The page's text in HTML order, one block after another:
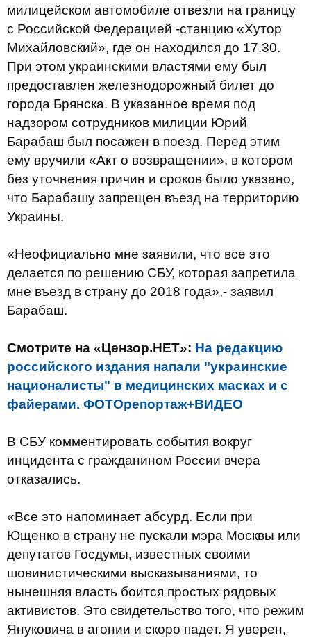
милицейском автомобиле отвезли на границу
с Российской Федерацией -станцию «Хутор
Михайловский», где он находился до 17.30.
При этом украинскими властями ему был
предоставлен железнодорожный билет до
города Брянска. В указанное время под
надзором сотрудников милиции Юрий
Барабаш был посажен в поезд. Перед этим
ему вручили «Акт о возвращении», в котором
без уточнения причин и сроков было указано,
что Барабашу запрещен въезд на территорию
Украины.
«Неофициально мне заявили, что все это
делается по решению СБУ, которая запретила
мне въезд в страну до 2018 года»,- заявил
Барабаш.
Смотрите на «Цензор.НЕТ»: На редакцию
российского издания напали "украинские
националисты" в медицинских масках и с
файерами. ФОТОрепортаж+ВИДЕО
В СБУ комментировать события вокруг
инцидента с гражданином России вчера
отказались.
«Все это напоминает абсурд. Если при
Ющенко в страну не пускали мэра Москвы или
депутатов Госдумы, известных своими
шовинистическими высказываниями, то
нынешняя власть боится простых рядовых
активистов. Это свидетельство того, что режим
Януковича в агонии и скоро падет. Я уверен,